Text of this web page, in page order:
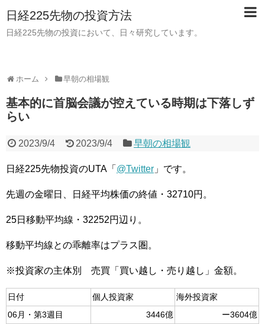
日経225先物の投資方法
日経225先物の投資において、日々研究しています。
ホーム 早朝の相場観
基本的に首脳会議が控えている時期は下落しず
らい
2023/9/4 2023/9/4 早朝の相場観
日経225先物投資のUTA「 @Twitter 」です。
先週の金曜日、日経平均株価の終値・32710円。
25日移動平均線・32252円辺り。
移動平均線との乖離率はプラス圏。
※投資家の主体別 売買「買い越し・売り越し」金額。
日付 個人投資家
海外投資家
06月・第3週目
3446億
ー3604億